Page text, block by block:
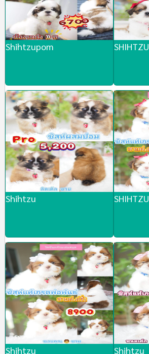
Shihtzupom SHIHTZU
Shihtzu SHIHTZU
Shihtzu Shihtzu